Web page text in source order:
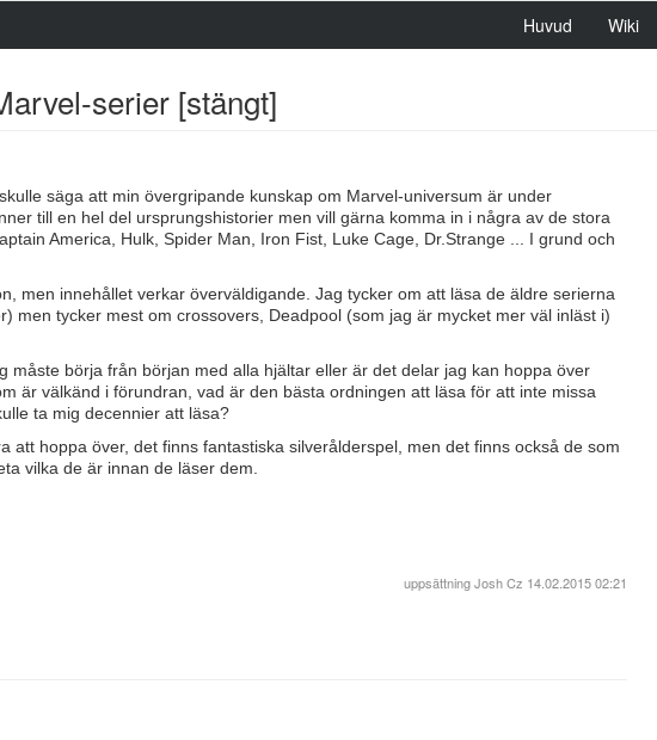
Huvud Wiki
serier [stängt]
säga att min övergripande kunskap om Marvel-universum är under
till en hel del ursprungshistorier men vill gärna komma in i några av de stora
America, Hulk, Spider Man, Iron Fist, Luke Cage, Dr.Strange ... I grund och
men innehållet verkar överväldigande. Jag tycker om att läsa de äldre serierna
men tycker mest om crossovers, Deadpool (som jag är mycket mer väl inläst i)
måste börja från början med alla hjältar eller är det delar jag kan hoppa över
är välkänd i förundran, vad är den bästa ordningen att läsa för att inte missa
ta mig decennier att läsa?
att hoppa över, det finns fantastiska silverålderspel, men det finns också de som
vilka de är innan de läser dem.
uppsättningJosh Cz 14.02.2015 02:21